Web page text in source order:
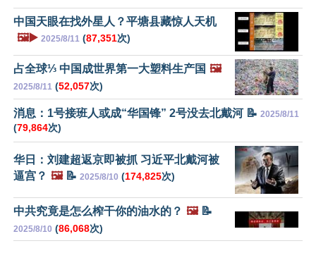
中国天眼在找外星人？平塘县藏惊人天机
🖼️▶️ 2025/8/11 (87,351次)
占全球⅓ 中国成世界第一大塑料生产国 🖼️
2025/8/11 (52,057次)
消息：1号接班人或成“华国锋” 2号没去北戴河 📝 2025/8/11
(79,864次)
华日：刘建超返京即被抓 习近平北戴河被
逼宫？ 🖼️📝 2025/8/10 (174,825次)
中共究竟是怎么榨干你的油水的？ 🖼️📝
2025/8/10 (86,068次)